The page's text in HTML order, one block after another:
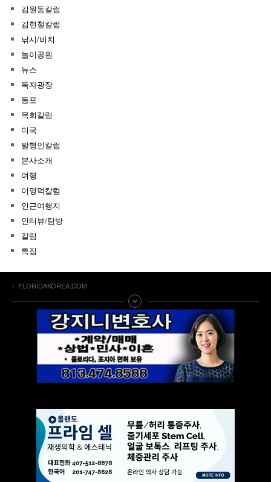
김원동칼럼
김현철칼럼
낚시/비치
놀이공원
뉴스
독자광장
동포
목회칼럼
미국
발행인칼럼
본사소개
여행
이명덕칼럼
인근여행지
인터뷰/탐방
칼럼
특집
FLORIDAKOREA.COM